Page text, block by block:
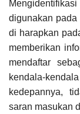
digunakan pada
di harapkan
memberikan
mendaftar
kendala-
kedepannya,
saran masukan